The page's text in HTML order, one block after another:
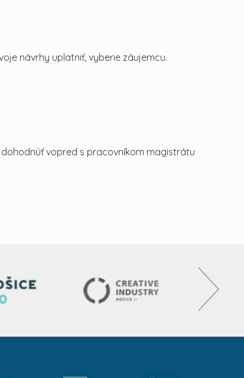
návrhy uplatniť, vyberie záujemcu.
vopred s pracovníkom magistrátu